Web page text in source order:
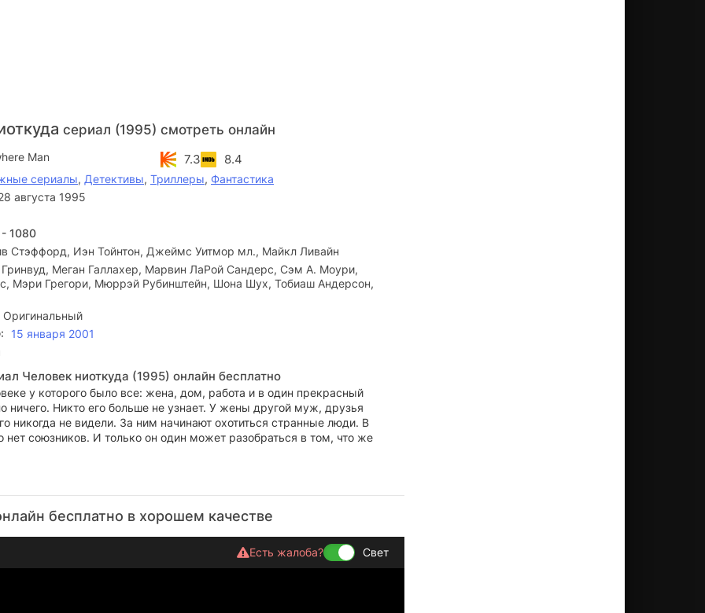
сериал (1995) смотреть онлайн
Man 7.3 8.4
сериалы, Детективы, Триллеры, Фантастика
августа 1995
1080
Стэффорд, Иэн Тойнтон, Джеймс Уитмор мл., Майкл Ливайн
Меган Галлахер, Марвин ЛаРой Сандерс, Сэм А. Моури,
Мэри Грегори, Мюррэй Рубинштейн, Шона Шух, Тобиаш Андерсон,
15 января 2001
Человек ниоткуда (1995) онлайн бесплатно
у которого было все: жена, дом, работа и в один прекрасный
ничего. Никто его больше не узнает. У жены другой муж, друзья
никогда не видели. За ним начинают охотиться странные люди. В
нет союзников. И только он один может разобраться в том, что же
бесплатно в хорошем качестве
Есть жалоба? Свет